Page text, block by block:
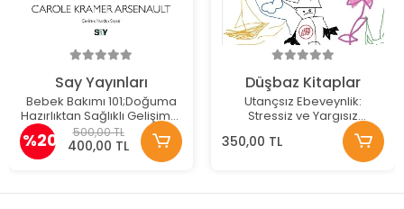
Say Yayınları
Bebek Bakımı 101;Doğuma
Hazırlıktan Sağlıklı Gelişime,
Emzirmeden Güvenli
Uykuya Bebek Bakımı
Hakkında Bilmeniz Gereken
%20 500,00 TL
400,00 TL
Düşbaz Kitaplar
Utançsız Ebeveynlik:
Stressiz ve Yargısız
Ebeveynlik Rehberi
350,00 TL